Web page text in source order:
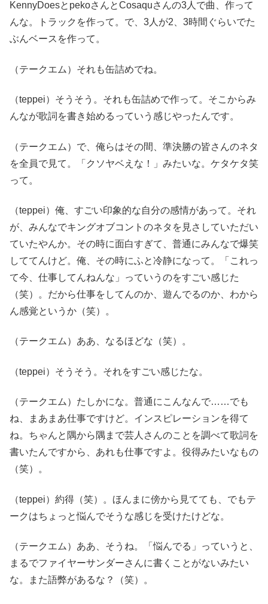
KennyDoesとpekoさんとCosaquさんの3人で曲、作って
んな。トラックを作って。で、3人が2、3時間ぐらいでた
ぶんベースを作って。
（テークエム）それも缶詰めでね。
（teppei）そうそう。それも缶詰めで作って。そこからみ
んなが歌詞を書き始めるっていう感じやったんです。
（テークエム）で、俺らはその間、準決勝の皆さんのネタ
を全員で見て。「クソヤベえな！」みたいな。ケタケタ笑
って。
（teppei）俺、すごい印象的な自分の感情があって。それ
が、みんなでキングオブコントのネタを見さしていただい
ていたやんか。その時に面白すぎて、普通にみんなで爆笑
しててんけど。俺、その時にふと冷静になって。「これっ
て今、仕事してんねんな」っていうのをすごい感じた
（笑）。だから仕事をしてんのか、遊んでるのか、わから
ん感覚というか（笑）。
（テークエム）ああ、なるほどな（笑）。
（teppei）そうそう。それをすごい感じたな。
（テークエム）たしかにな。普通にこんなんで……でも
ね、まあまあ仕事ですけど。インスピレーションを得て
ね。ちゃんと隅から隅まで芸人さんのことを調べて歌詞を
書いたんですから、あれも仕事ですよ。役得みたいなもの
（笑）。
（teppei）約得（笑）。ほんまに傍から見てても、でもテ
ークはちょっと悩んでそうな感じを受けたけどな。
（テークエム）ああ、そうね。「悩んでる」っていうと、
まるでファイヤーサンダーさんに書くことがないみたい
な。また語弊があるな？（笑）。